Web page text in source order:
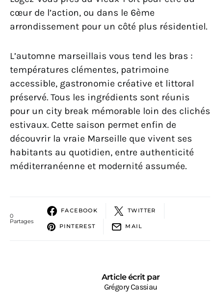
cœur de l’action, ou dans le 6ème
arrondissement pour un côté plus résidentiel.
L’automne marseillais vous tend les bras :
températures clémentes, patrimoine
accessible, gastronomie créative et littoral
préservé. Tous les ingrédients sont réunis
pour un city break mémorable loin des clichés
estivaux. Cette saison permet enfin de
découvrir la vraie Marseille que vivent ses
habitants au quotidien, entre authenticité
méditerranéenne et modernité assumée.
0
Partages
FACEBOOK TWITTER
PINTEREST MAIL
Article écrit par
Grégory Cassiau